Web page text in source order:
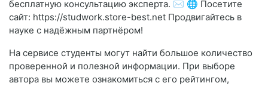
бесплатную консультацию эксперта. ✉️ 🌐 Посетите
сайт: https://studwork.store-best.net Продвигайтесь в
науке с надёжным партнёром!
На сервисе студенты могут найти большое количество
проверенной и полезной информации. При выборе
автора вы можете ознакомиться с его рейтингом,